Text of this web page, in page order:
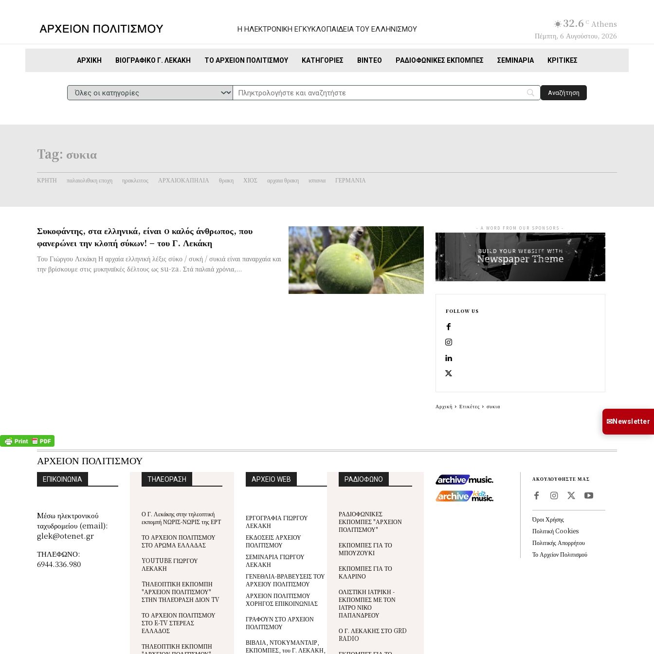
Η ΗΛΕΚΤΡΟΝΙΚΗ ΕΓΚΥΚΛΟΠΑΙΔΕΙΑ ΤΟΥ ΕΛΛΗΝΙΣΜΟΥ 32.6 C Athens
Πέμπτη, 6 Αυγούστου, 2026
ΑΡΧΙΚΉ ΒΙΟΓΡΑΦΙΚΌ Γ. ΛΕΚΆΚΗ ΤΟ ΑΡΧΕΊΟΝ ΠΟΛΙΤΙΣΜΟΎ ΚΑΤΗΓΟΡΊΕΣ ΒΊΝΤΕΟ ΡΑΔΙΟΦΩΝΙΚΈΣ ΕΚΠΟΜΠΈΣ ΣΕΜΙΝΆΡΙΑ ΚΡΙΤΙΚΈΣ
Tag: συκια
ΚΡΗΤΗ παλαιολιθικη εποχη ηρακλειτος ΑΡΧΑΙΟΚΑΠΗΛΙΑ θρακη ΧΙΟΣ αρχαια θρακη ισπανια ΓΕΡΜΑΝΙΑ
Συκοφάντης, στα ελληνικά, είναι o καλός άνθρωπος, που
φανερώνει την κλοπή σύκων! – του Γ. Λεκάκη
Του Γιώργου Λεκάκη Η αρχαία ελληνική λέξις σύκο / συκή / συκιά είναι παναρχαία και
την βρίσκουμε στις μυκηναϊκές δέλτους ως su-za. Στά παλαιά χρόνια,...
- A WORD FROM OUR SPONSORS -
FOLLOW US
Αρχική Ετικέτες συκια
ΑΡΧΕΙΟΝ ΠΟΛΙΤΙΣΜΟΥ
ΕΠΙΚΟΙΝΩΝΙΑ
Mέσω ηλεκτρονικού
ταχυδρομείου (email):
glek@otenet.gr
ΤΗΛΕΦΩΝΟ:
6944.336.980
ΤΗΛΕΟΡΑΣΗ
Ο Γ. Λεκάκης στην τηλεοπτική
εκπομπή ΝΩΡΙΣ-ΝΩΡΙΣ της ΕΡΤ
ΤΟ ΑΡΧΕΙΟΝ ΠΟΛΙΤΙΣΜΟΥ
ΣΤΟ ΑΡΩΜΑ ΕΛΛΑΔΑΣ
YOUTUBE ΓΙΩΡΓΟΥ
ΛΕΚΑΚΗ
TΗΛΕΟΠΤΙΚΗ ΕΚΠΟΜΠΗ
"ΑΡΧΕΙΟΝ ΠΟΛΙΤΙΣΜΟΥ"
ΣΤΗΝ ΤΗΛΕΌΡΑΣΗ ΔΙΟΝ TV
ΤΟ ΑΡΧΕΙΟΝ ΠΟΛΙΤΙΣΜΟΥ
ΣΤΟ E-TV ΣΤΕΡΕΑΣ
ΕΛΛΑΔΟΣ
ΤΗΛΕΟΠΤΙΚΗ ΕΚΠΟΜΠΗ
ΑΡΧΕΙΟ WEB
ΕΡΓΟΓΡΑΦΙΑ ΓΙΩΡΓΟΥ
ΛΕΚΑΚΗ
ΕΚΔΟΣΕΙΣ ΑΡΧΕΙΟΥ
ΠΟΛΙΤΙΣΜΟΥ
ΣΕΜΙΝΑΡΙΑ ΓΙΩΡΓΟΥ
ΛΕΚΑΚΗ
ΓΕΝΕΘΛΙΑ-ΒΡΑΒΕΥΣΕΙΣ ΤΟΥ
ΑΡΧΕΙΟΥ ΠΟΛΙΤΙΣΜΟΥ
ΑΡΧΕΙΟΝ ΠΟΛΙΤΙΣΜΟΥ
ΧΟΡΗΓΟΣ ΕΠΙΚΟΙΝΩΝΙΑΣ
ΓΡΑΦΟΥΝ ΣΤΟ ΑΡΧΕΙΟΝ
ΠΟΛΙΤΙΣΜΟΥ
ΒΙΒΛΙΑ, ΝΤΟΚΥΜΑΝΤΑΙΡ,
ΕΚΠΟΜΠΕΣ, του Γ. ΛΕΚΑΚΗ,
ΡΑΔΙΟΦΩΝΟ
ΡΑΔΙΟΦΩΝΙΚΕΣ
ΕΚΠΟΜΠΕΣ "ΑΡΧΕΙΟΝ
ΠΟΛΙΤΙΣΜΟΥ"
ΕΚΠΟΜΠΕΣ ΓΙΑ ΤΟ
ΜΠΟΥΖΟΥΚΙ
ΕΚΠΟΜΠΕΣ ΓΙΑ ΤΟ
ΚΛΑΡΙΝΟ
ΟΛΙΣΤΙΚΗ ΙΑΤΡΙΚΗ -
ΕΚΠΟΜΠΕΣ ΜΕ ΤΟΝ
ΙΑΤΡΟ ΝΙΚΟ
ΠΑΠΑΝΔΡΕΟΥ
Ο Γ. ΛΕΚΑΚΗΣ ΣΤΟ GRD
RADIO
ΑΚΟΥΛΟΥΘΗΣΤΕ ΜΑΣ
Όροι Χρήσης
Πολιτική Cookies
Πολιτικής Απορρήτου
Το Αρχείον Πολιτισμού
✉Newsletter